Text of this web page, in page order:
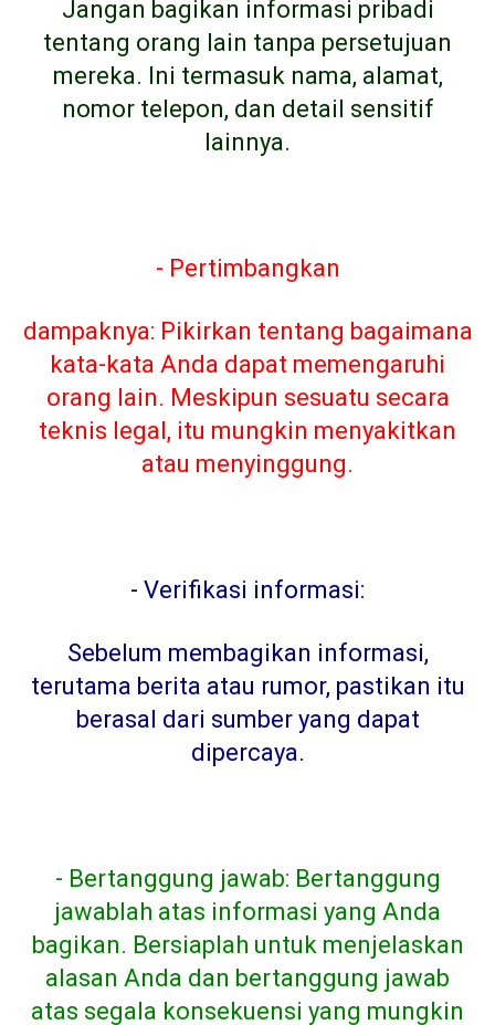
Jangan bagikan informasi pribadi
tentang orang lain tanpa persetujuan
mereka. Ini termasuk nama, alamat,
nomor telepon, dan detail sensitif
lainnya.
- Pertimbangkan
dampaknya: Pikirkan tentang bagaimana
kata-kata Anda dapat memengaruhi
orang lain. Meskipun sesuatu secara
teknis legal, itu mungkin menyakitkan
atau menyinggung.
- Verifikasi informasi:
Sebelum membagikan informasi,
terutama berita atau rumor, pastikan itu
berasal dari sumber yang dapat
dipercaya.
- Bertanggung jawab: Bertanggung
jawablah atas informasi yang Anda
bagikan. Bersiaplah untuk menjelaskan
alasan Anda dan bertanggung jawab
atas segala konsekuensi yang mungkin